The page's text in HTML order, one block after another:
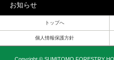
お知らせ
トップへ
個人情報保護方針
Copyright © SUMITOMO FORESTRY